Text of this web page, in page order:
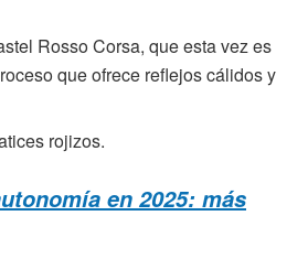
Rosso Corsa, que esta vez es
que ofrece reflejos cálidos y
rojizos.
en 2025: más